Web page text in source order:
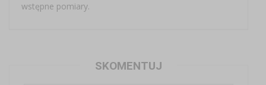
wstępne pomiary.
SKOMENTUJ